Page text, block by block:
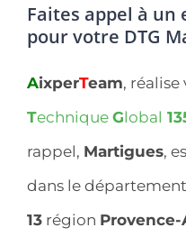
Faites appel à
pour votre DTG
AixperTeam, réalise
Technique Global
rappel, Martigues,
dans le
13 région